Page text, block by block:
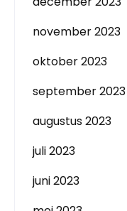
november 2023
oktober 2023
september 2023
augustus 2023
juli 2023
juni 2023